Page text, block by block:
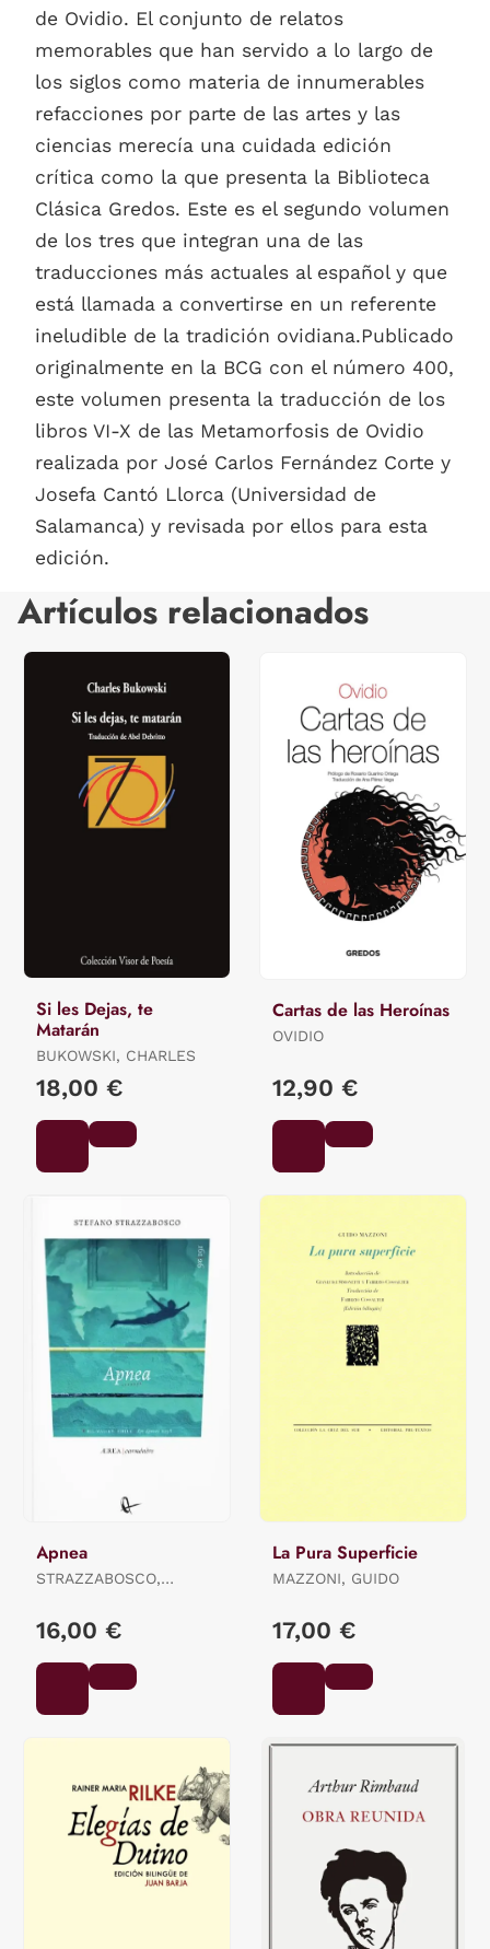
de Ovidio. El conjunto de relatos
memorables que han servido a lo largo de
los siglos como materia de innumerables
refacciones por parte de las artes y las
ciencias merecía una cuidada edición
crítica como la que presenta la Biblioteca
Clásica Gredos. Este es el segundo volumen
de los tres que integran una de las
traducciones más actuales al español y que
está llamada a convertirse en un referente
ineludible de la tradición ovidiana.Publicado
originalmente en la BCG con el número 400,
este volumen presenta la traducción de los
libros VI-X de las Metamorfosis de Ovidio
realizada por José Carlos Fernández Corte y
Josefa Cantó Llorca (Universidad de
Salamanca) y revisada por ellos para esta
edición.
Artículos relacionados
Si les Dejas, te
Matarán
BUKOWSKI, CHARLES
18,00 €
Cartas de las Heroínas
OVIDIO
12,90 €
Apnea
STRAZZABOSCO,
16,00 €
La Pura Superficie
MAZZONI, GUIDO
17,00 €